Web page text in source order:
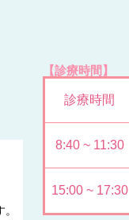
【診療時間】
診療時間
8:40 ~ 11:30
15:00 ~ 17:30